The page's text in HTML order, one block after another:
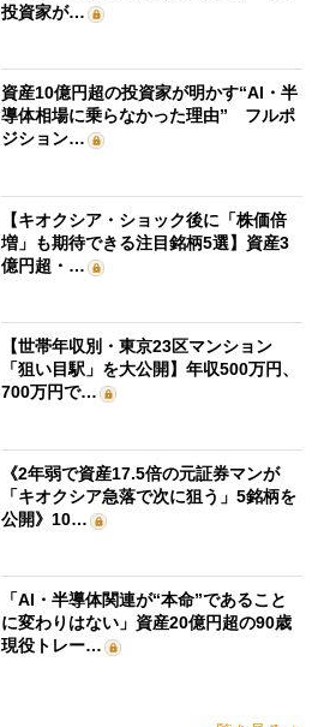
投資家が…
資産10億円超の投資家が明かす“AI・半
導体相場に乗らなかった理由” フルポ
ジション…
【キオクシア・ショック後に「株価倍
増」も期待できる注目銘柄5選】資産3
億円超・…
【世帯年収別・東京23区マンション
「狙い目駅」を大公開】年収500万円、
700万円で…
《2年弱で資産17.5倍の元証券マンが
「キオクシア急落で次に狙う」5銘柄を
公開》10…
「AI・半導体関連が“本命”であること
に変わりはない」資産20億円超の90歳
現役トレー…